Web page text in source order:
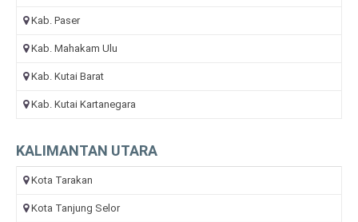
Kab. Paser
Kab. Mahakam Ulu
Kab. Kutai Barat
Kab. Kutai Kartanegara
KALIMANTAN UTARA
Kota Tarakan
Kota Tanjung Selor